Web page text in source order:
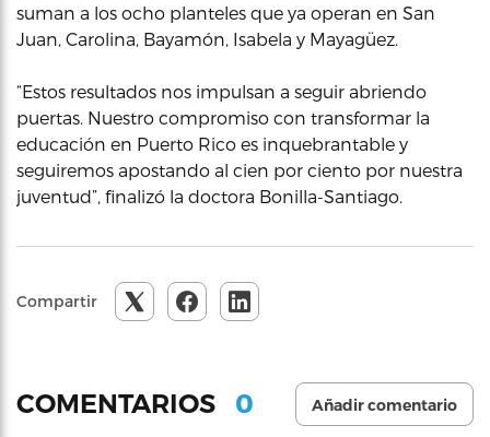
suman a los ocho planteles que ya operan en San
Juan, Carolina, Bayamón, Isabela y Mayagüez.
“Estos resultados nos impulsan a seguir abriendo
puertas. Nuestro compromiso con transformar la
educación en Puerto Rico es inquebrantable y
seguiremos apostando al cien por ciento por nuestra
juventud”, finalizó la doctora Bonilla-Santiago.
Compartir
COMENTARIOS 0 Añadir comentario